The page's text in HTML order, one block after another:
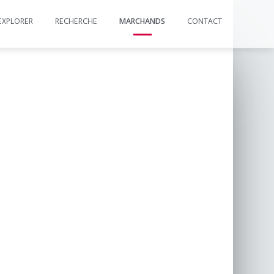
RECHERCHE MARCHANDS CONTACT